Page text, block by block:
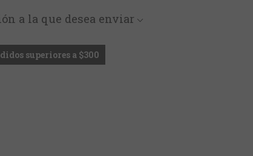
a la que desea enviar
superiores a $300